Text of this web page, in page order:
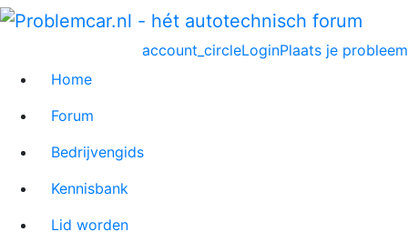
Plaats je probleem
account_circleLogin
Home
Forum
Bedrijvengids
Kennisbank
Lid worden